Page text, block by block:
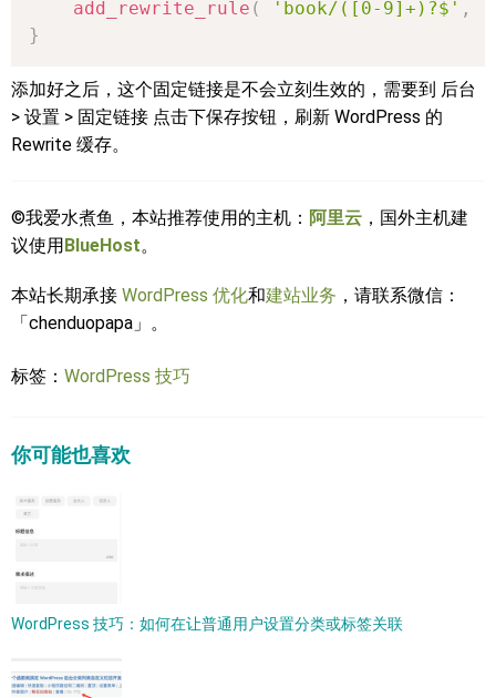
add_rewrite_rule ( 'book/([0-9]+)?$' ,
}
添加好之后，这个固定链接是不会立刻生效的，需要到 后台
> 设置 > 固定链接 点击下保存按钮，刷新 WordPress 的
Rewrite 缓存。
©我爱水煮鱼，本站推荐使用的主机： 阿里云 ，国外主机建
议使用BlueHost。
本站长期承接 WordPress 优化和建站业务 ，请联系微信：
「chenduopapa」。
标签： WordPress 技巧
你可能也喜欢
WordPress 技巧：如何在让普通用户设置分类或标签关联